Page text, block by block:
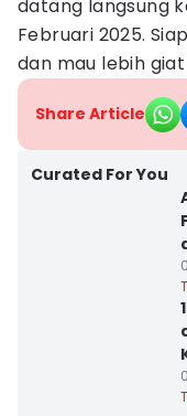
datang langsung
Februari 2025.
dan mau lebih giat
Share Article
Curated For You